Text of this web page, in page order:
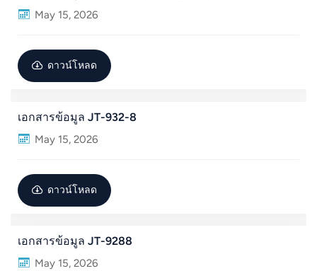
May 15, 2026
ดาวน์โหลด
เอกสารข้อมูล JT-932-8
May 15, 2026
ดาวน์โหลด
เอกสารข้อมูล JT-9288
May 15, 2026